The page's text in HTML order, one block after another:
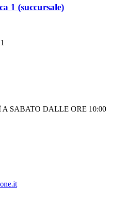
1 (succursale)
SABATO DALLE ORE 10:00